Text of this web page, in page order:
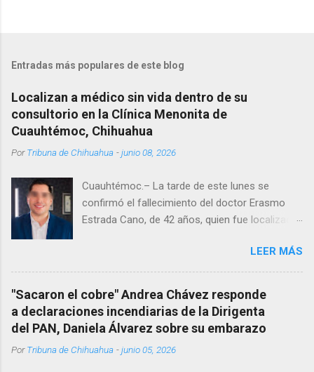
Entradas más populares de este blog
Localizan a médico sin vida dentro de su
consultorio en la Clínica Menonita de
Cuauhtémoc, Chihuahua
PorTribuna de Chihuahua -junio 08, 2026
Cuauhtémoc.– La tarde de este lunes se
confirmó el fallecimiento del doctor Erasmo
Estrada Cano, de 42 años, quien fue localizado
Menonita, ubicada en el kilómetro 10 del
Corredor Comercial. Según reportes el médico
se habría quitado la vida mientras permanecía
encerrado en el consultorio, por lo que
autoridades tuvieron que derribar la puerta,
Estrada, quien se desempeñó como presidente
LEER MÁS
"Sacaron el cobre" Andrea Chávez responde
a declaraciones incendiarias de la Dirigenta
del PAN, Daniela Álvarez sobre su embarazo
PorTribuna de Chihuahua -junio 05, 2026